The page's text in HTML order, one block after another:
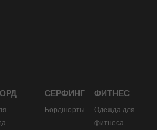
СЕРФИНГ
Бордшорты
ФИТНЕС
Одежда для
фитнеса